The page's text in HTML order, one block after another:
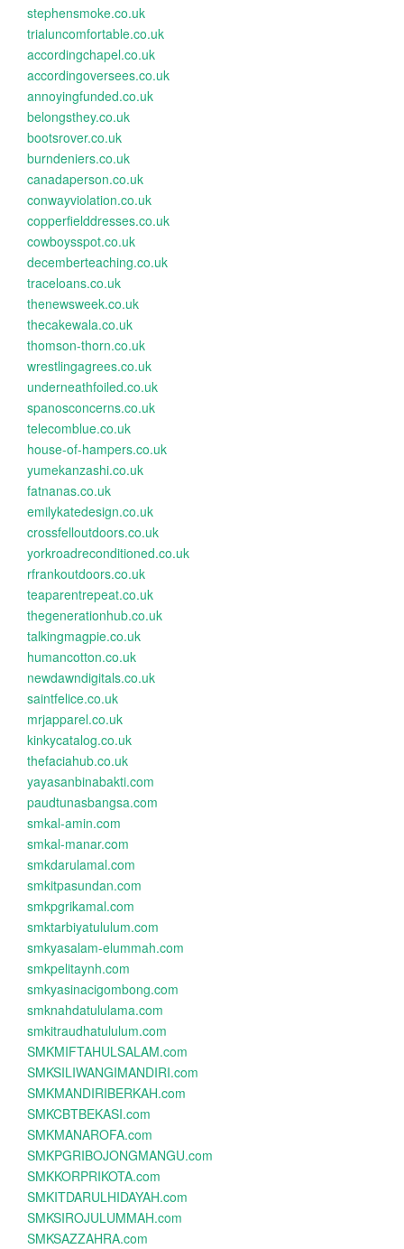
stephensmoke.co.uk
trialuncomfortable.co.uk
accordingchapel.co.uk
accordingoversees.co.uk
annoyingfunded.co.uk
belongsthey.co.uk
bootsrover.co.uk
burndeniers.co.uk
canadaperson.co.uk
conwayviolation.co.uk
copperfielddresses.co.uk
cowboysspot.co.uk
decemberteaching.co.uk
traceloans.co.uk
thenewsweek.co.uk
thecakewala.co.uk
thomson-thorn.co.uk
wrestlingagrees.co.uk
underneathfoiled.co.uk
spanosconcerns.co.uk
telecomblue.co.uk
house-of-hampers.co.uk
yumekanzashi.co.uk
fatnanas.co.uk
emilykatedesign.co.uk
crossfelloutdoors.co.uk
yorkroadreconditioned.co.uk
rfrankoutdoors.co.uk
teaparentrepeat.co.uk
thegenerationhub.co.uk
talkingmagpie.co.uk
humancotton.co.uk
newdawndigitals.co.uk
saintfelice.co.uk
mrjapparel.co.uk
kinkycatalog.co.uk
thefaciahub.co.uk
yayasanbinabakti.com
paudtunasbangsa.com
smkal-amin.com
smkal-manar.com
smkdarulamal.com
smkitpasundan.com
smkpgrikamal.com
smktarbiyatululum.com
smkyasalam-elummah.com
smkpelitaynh.com
smkyasinacigombong.com
smknahdatululama.com
smkitraudhatululum.com
SMKMIFTAHULSALAM.com
SMKSILIWANGIMANDIRI.com
SMKMANDIRIBERKAH.com
SMKCBTBEKASI.com
SMKMANAROFA.com
SMKPGRIBOJONGMANGU.com
SMKKORPRIKOTA.com
SMKITDARULHIDAYAH.com
SMKSIROJULUMMAH.com
SMKSAZZAHRA.com